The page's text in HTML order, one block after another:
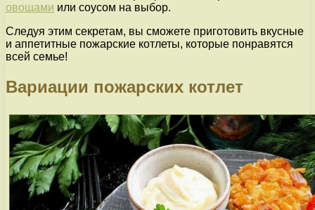
овощами или соусом на выбор.
Следуя этим секретам, вы сможете приготовить вкусные
и аппетитные пожарские котлеты, которые понравятся
всей семье!
Вариации пожарских котлет